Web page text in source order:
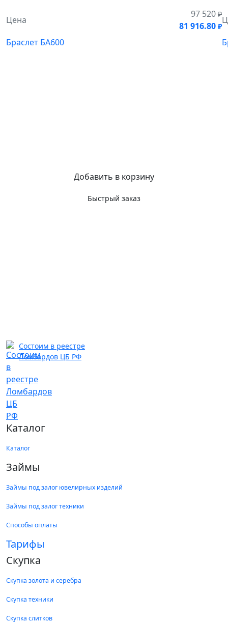
Цена
97 520₽
81 916.80 ₽
Браслет БА600
Добавить в корзину
Быстрый заказ
Состоим в реестре
Ломбардов ЦБ РФ
Каталог
Каталог
Займы
Займы под залог ювелирных изделий
Займы под залог техники
Способы оплаты
Тарифы
Скупка
Скупка золота и серебра
Скупка техники
Скупка слитков